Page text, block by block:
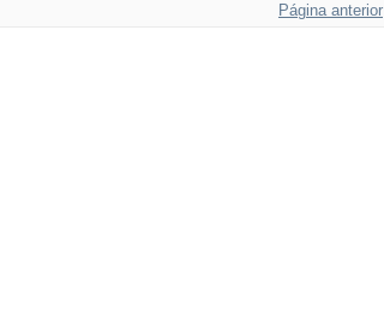
Página anterior